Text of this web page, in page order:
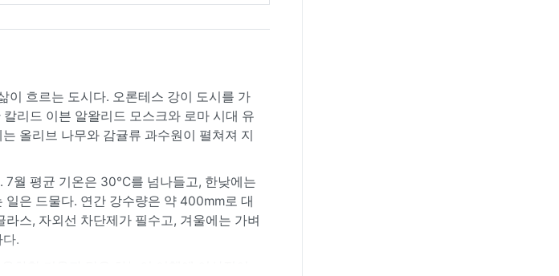
이 흐르는 도시다. 오론테스 강이 도시를 가
리드 이븐 알왈리드 모스크와 로마 시대 유
올리브 나무와 감귤류 과수원이 펼쳐져 지
월 평균 기온은 30°C를 넘나들고, 한낮에는
은 드물다. 연간 강수량은 약 400mm로 대
스, 자외선 차단제가 필수고, 겨울에는 가벼
.